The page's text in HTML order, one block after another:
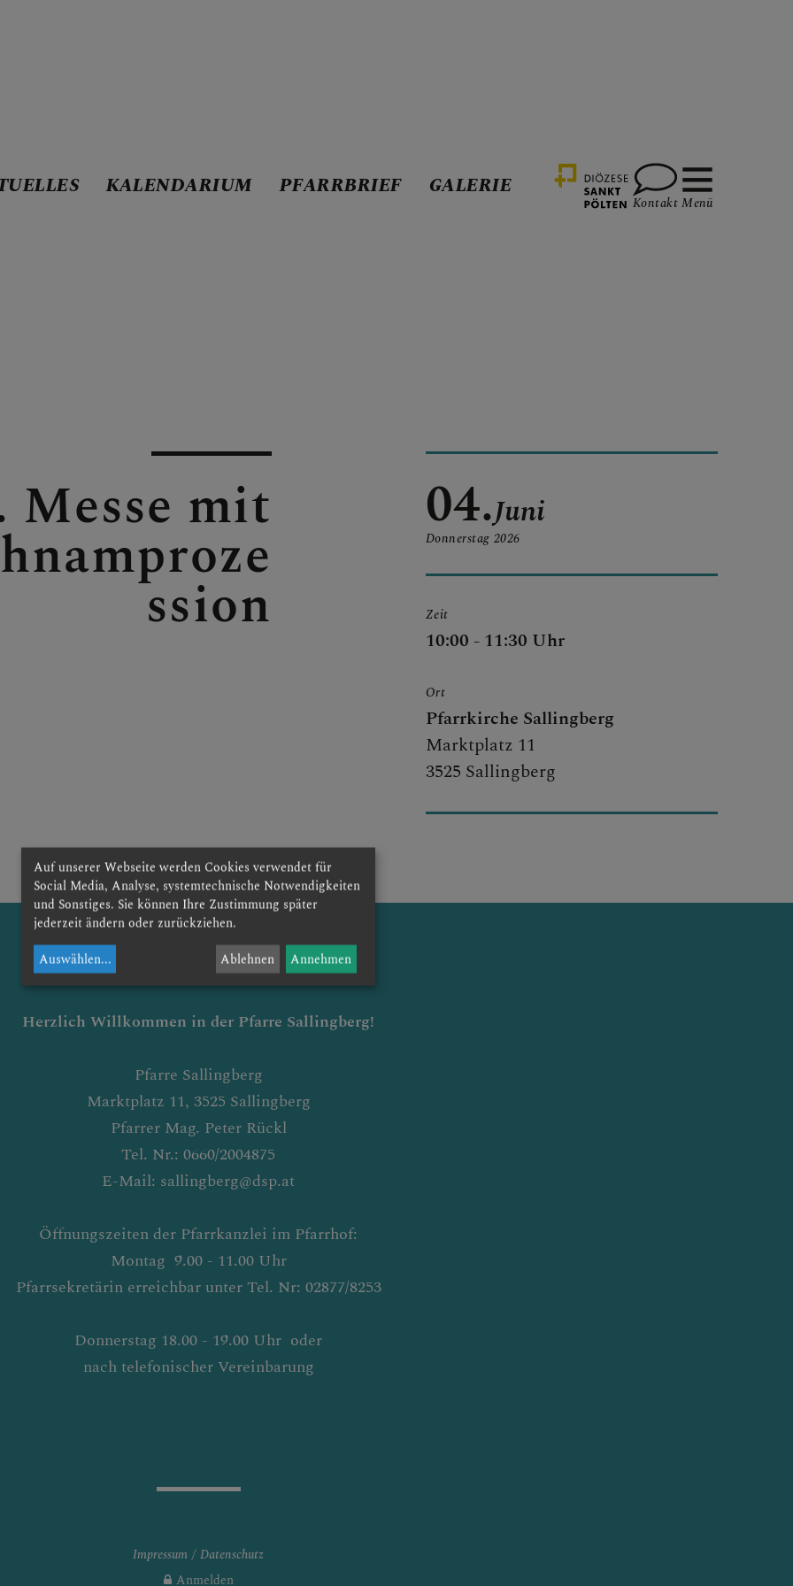
KALENDARIUM PFARRBRIEF GALERIE
Kontakt Menü
Messe mit
ssion
04.
Donnerstag
Juni
2026
Zeit
10:00 - 11:30 Uhr
Ort
Pfarrkirche Sallingberg
Marktplatz 11
3525 Sallingberg
Herzlich Willkommen in der Pfarre Sallingberg!
Pfarre Sallingberg
Marktplatz 11, 3525 Sallingberg
Pfarrer Mag. Peter Rückl
Tel. Nr.: 0660/2004875
E-Mail: sallingberg@dsp.at
Öffnungszeiten der Pfarrkanzlei im Pfarrhof:
Montag 9.00 - 11.00 Uhr
Pfarrsekretärin erreichbar unter Tel. Nr: 02877/8253
Donnerstag 18.00 - 19.00 Uhr oder
nach telefonischer Vereinbarung
Impressum
Datenschutz
Anmelden
Auf unserer Webseite werden Cookies verwendet für
Social Media, Analyse, systemtechnische Notwendigkeiten
und Sonstiges. Sie können Ihre Zustimmung später
jederzeit ändern oder zurückziehen.
Auswählen... Ablehnen Annehmen